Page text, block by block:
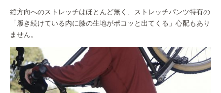
縦方向へのストレッチはほとんど無く、ストレッチパンツ特有の
「履き続けている内に膝の生地がポコッと出てくる」心配もあり
ません。